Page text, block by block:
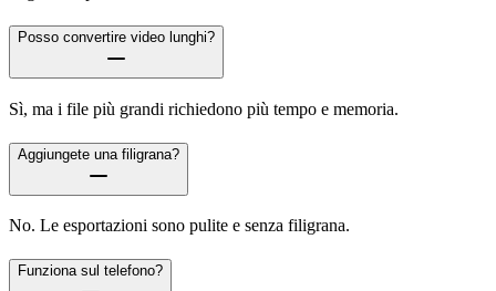
Posso convertire video lunghi?
Sì, ma i file più grandi richiedono più tempo e memoria.
Aggiungete una filigrana?
No. Le esportazioni sono pulite e senza filigrana.
Funziona sul telefono?